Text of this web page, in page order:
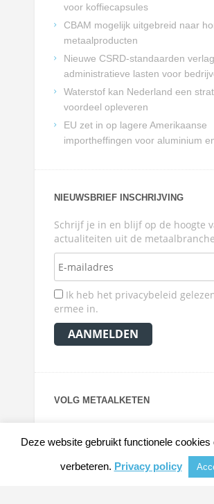
voor koffiecapsules
CBAM mogelijk uitgebreid naar
metaalproducten
Nieuwe CSRD-standaarden
administratieve lasten voor
Waterstof kan Nederland een
voordeel opleveren
EU zet in op lagere Amerikaanse
importheffingen voor aluminium
NIEUWSBRIEF INSCHRIJVING
Schrijf je in en blijf op de hoogte
actualiteiten uit de
Ik heb het privacybeleid
ermee in.
VOLG METAALKETEN
Deze website gebruikt functionele cookies
verbeteren. Privacy policy